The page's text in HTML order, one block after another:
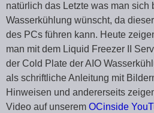
natürlich das Letzte was man sich
Wasserkühlung wünscht, da
des PCs führen kann. Heute
man mit dem Liquid Freezer II
der Cold Plate der AIO
als schriftliche Anleitung mit
Hinweisen und andererseits
Video auf unserem OCinside